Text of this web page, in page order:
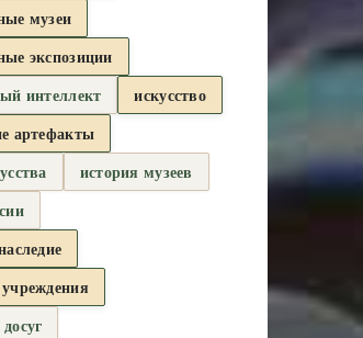
музеи
экспозиции
интеллект
искусство
артефакты
история музеев